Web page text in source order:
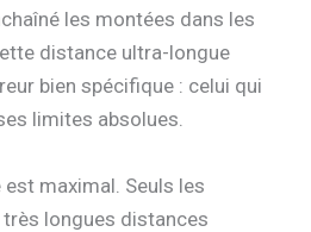
les montées dans les
distance ultra-longue
bien spécifique : celui qui
limites absolues.
maximal. Seuls les
longues distances